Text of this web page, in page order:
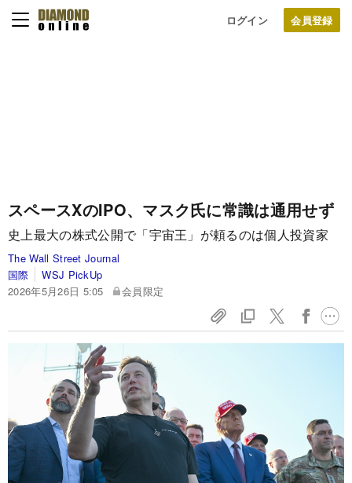
ログイン
スペースXのIPO、マスク氏に常識は通用せず
史上最大の株式公開で「宇宙王」が頼るのは個人投資家
The Wall Street Journal
国際
WSJ PickUp
2026年5月26日 5:05
会員限定